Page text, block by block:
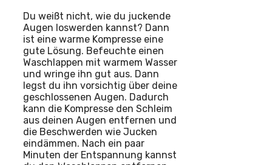
Du weißt nicht, wie du juckende
Augen loswerden kannst? Dann
ist eine warme Kompresse eine
gute Lösung. Befeuchte einen
Waschlappen mit warmem Wasser
und wringe ihn gut aus. Dann
legst du ihn vorsichtig über deine
geschlossenen Augen. Dadurch
kann die Kompresse den Schleim
aus deinen Augen entfernen und
die Beschwerden wie Jucken
eindämmen. Nach ein paar
Minuten der Entspannung kannst